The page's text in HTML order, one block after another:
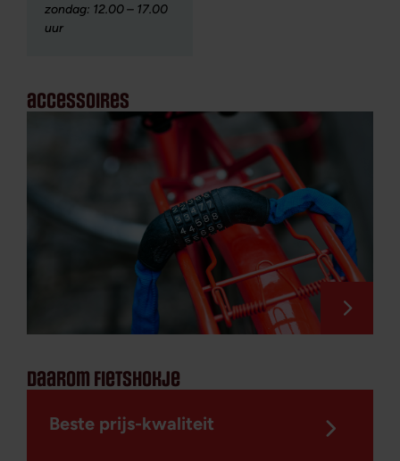
zondag: 12.00 – 17.00
uur
daarom fietshokje
Beste prijs-kwaliteit
accessoires